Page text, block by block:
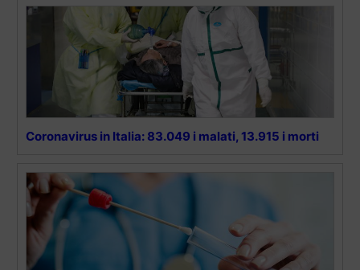
Coronavirus in Italia: 83.049 i malati, 13.915 i morti